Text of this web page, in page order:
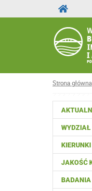
Strona główna
WYDZIAŁ
JAKOŚĆ
BADANIA